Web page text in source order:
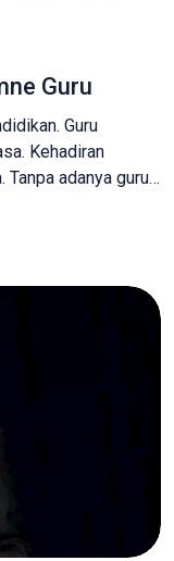
Guru
Guru
Kehadiran
adanya guru,
juga sebagai